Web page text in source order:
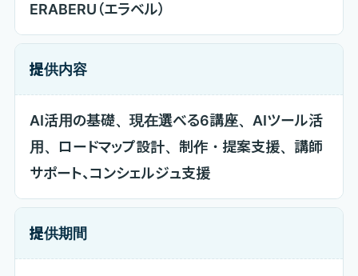
ERABERU（エラベル）
提供内容
AI活用の基礎、現在選べる6講座、AIツール活
用、ロードマップ設計、制作・提案支援、講師
サポート、コンシェルジュ支援
提供期間